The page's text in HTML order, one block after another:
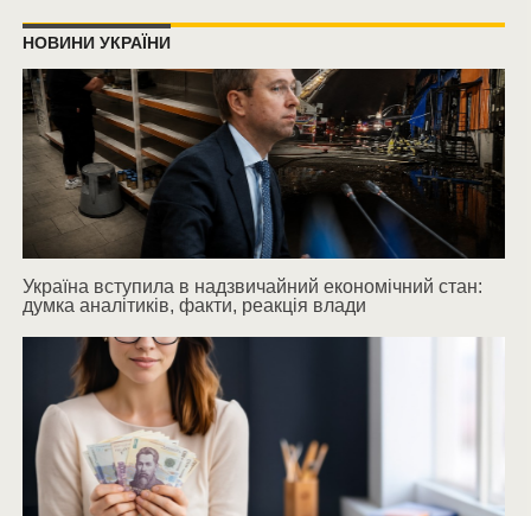
НОВИНИ УКРАЇНИ
Україна вступила в надзвичайний економічний стан:
думка аналітиків, факти, реакція влади